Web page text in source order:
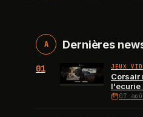
A Dernières
01 JEUX
Corsair
l'ecurie
07